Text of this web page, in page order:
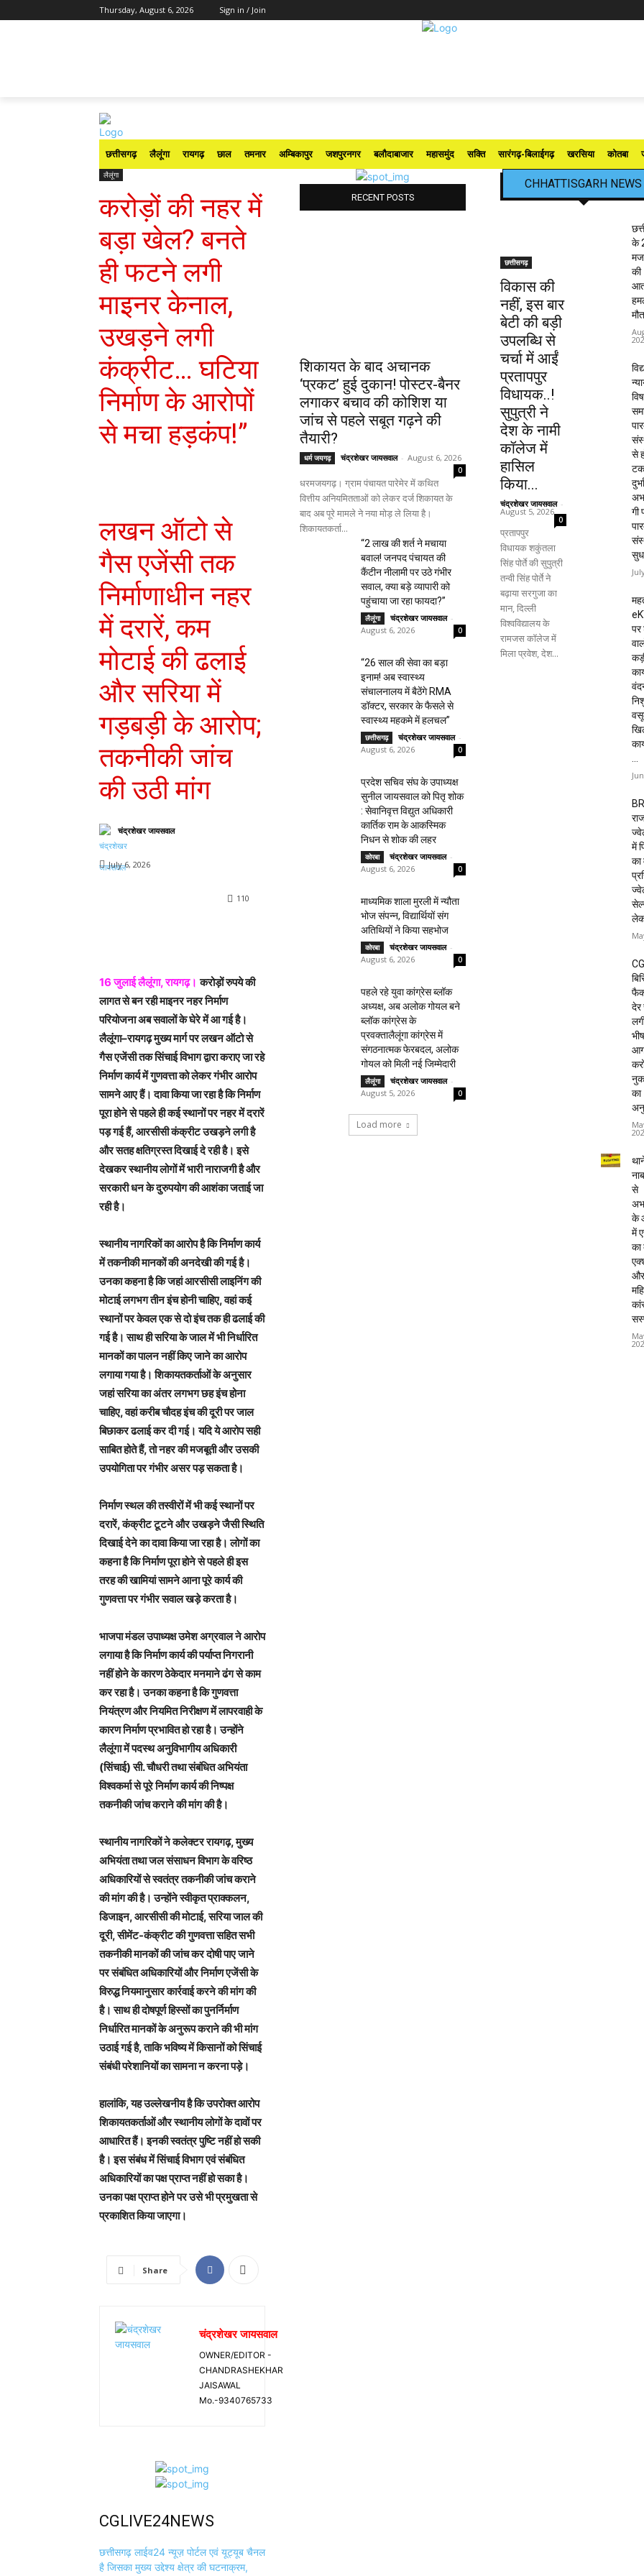
Thursday, August 6, 2026 Sign in / Join
छत्तीसगढ़ लैलूंगा रायगढ़ छाल तमनार अम्बिकापुर जशपुरनगर बलौदाबाजार महासमुंद सक्ति सारंगढ़-बिलाईगढ़ खरसिया कोतबा
लैलूंगा
करोड़ों की नहर में
बड़ा खेल? बनते
ही फटने लगी
माइनर केनाल,
उखड़ने लगी
कंक्रीट… घटिया
निर्माण के आरोपों
से मचा हड़कंप!”
लखन ऑटो से
गैस एजेंसी तक
निर्माणाधीन नहर
में दरारें, कम
मोटाई की ढलाई
और सरिया में
गड़बड़ी के आरोप;
तकनीकी जांच
की उठी मांग
चंद्रशेखर जायसवाल
July 6, 2026
110
16 जुलाई लैलूंगा, रायगढ़। करोड़ों रुपये की
लागत से बन रही माइनर नहर निर्माण
परियोजना अब सवालों के घेरे में आ गई है।
लैलूंगा–रायगढ़ मुख्य मार्ग पर लखन ऑटो से
गैस एजेंसी तक सिंचाई विभाग द्वारा कराए जा रहे
निर्माण कार्य में गुणवत्ता को लेकर गंभीर आरोप
सामने आए हैं। दावा किया जा रहा है कि निर्माण
पूरा होने से पहले ही कई स्थानों पर नहर में दरारें
पड़ गई हैं, आरसीसी कंक्रीट उखड़ने लगी है
और सतह क्षतिग्रस्त दिखाई दे रही है। इसे
देखकर स्थानीय लोगों में भारी नाराजगी है और
सरकारी धन के दुरुपयोग की आशंका जताई जा
रही है।
स्थानीय नागरिकों का आरोप है कि निर्माण कार्य
में तकनीकी मानकों की अनदेखी की गई है।
उनका कहना है कि जहां आरसीसी लाइनिंग की
मोटाई लगभग तीन इंच होनी चाहिए, वहां कई
स्थानों पर केवल एक से दो इंच तक ही ढलाई की
गई है। साथ ही सरिया के जाल में भी निर्धारित
मानकों का पालन नहीं किए जाने का आरोप
लगाया गया है। शिकायतकर्ताओं के अनुसार
जहां सरिया का अंतर लगभग छह इंच होना
चाहिए, वहां करीब चौदह इंच की दूरी पर जाल
बिछाकर ढलाई कर दी गई। यदि ये आरोप सही
साबित होते हैं, तो नहर की मजबूती और उसकी
उपयोगिता पर गंभीर असर पड़ सकता है।
निर्माण स्थल की तस्वीरों में भी कई स्थानों पर
दरारें, कंक्रीट टूटने और उखड़ने जैसी स्थिति
दिखाई देने का दावा किया जा रहा है। लोगों का
कहना है कि निर्माण पूरा होने से पहले ही इस
तरह की खामियां सामने आना पूरे कार्य की
गुणवत्ता पर गंभीर सवाल खड़े करता है।
भाजपा मंडल उपाध्यक्ष उमेश अग्रवाल ने आरोप
लगाया है कि निर्माण कार्य की पर्याप्त निगरानी
नहीं होने के कारण ठेकेदार मनमाने ढंग से काम
कर रहा है। उनका कहना है कि गुणवत्ता
नियंत्रण और नियमित निरीक्षण में लापरवाही के
कारण निर्माण प्रभावित हो रहा है। उन्होंने
लैलूंगा में पदस्थ अनुविभागीय अधिकारी
(सिंचाई) सी. चौधरी तथा संबंधित अभियंता
विश्वकर्मा से पूरे निर्माण कार्य की निष्पक्ष
तकनीकी जांच कराने की मांग की है।
स्थानीय नागरिकों ने कलेक्टर रायगढ़, मुख्य
अभियंता तथा जल संसाधन विभाग के वरिष्ठ
अधिकारियों से स्वतंत्र तकनीकी जांच कराने
की मांग की है। उन्होंने स्वीकृत प्राक्कलन,
डिजाइन, आरसीसी की मोटाई, सरिया जाल की
दूरी, सीमेंट-कंक्रीट की गुणवत्ता सहित सभी
तकनीकी मानकों की जांच कर दोषी पाए जाने
पर संबंधित अधिकारियों और निर्माण एजेंसी के
विरुद्ध नियमानुसार कार्रवाई करने की मांग की
है। साथ ही दोषपूर्ण हिस्सों का पुनर्निर्माण
निर्धारित मानकों के अनुरूप कराने की भी मांग
उठाई गई है, ताकि भविष्य में किसानों को सिंचाई
संबंधी परेशानियों का सामना न करना पड़े।
हालांकि, यह उल्लेखनीय है कि उपरोक्त आरोप
शिकायतकर्ताओं और स्थानीय लोगों के दावों पर
आधारित हैं। इनकी स्वतंत्र पुष्टि नहीं हो सकी
है। इस संबंध में सिंचाई विभाग एवं संबंधित
अधिकारियों का पक्ष प्राप्त नहीं हो सका है।
उनका पक्ष प्राप्त होने पर उसे भी प्रमुखता से
प्रकाशित किया जाएगा।
Share
चंद्रशेखर जायसवाल
OWNER/EDITOR -
CHANDRASHEKHAR
JAISAWAL
Mo.-9340765733
CGLIVE24NEWS
छत्तीसगढ़ लाईव24 न्यूज़ पोर्टल एवं यूट्यूब चैनल
है जिसका मुख्य उद्देश्य क्षेत्र की घटनाक्रम,
RECENT POSTS
शिकायत के बाद अचानक
‘प्रकट’ हुई दुकान! पोस्टर-बैनर
लगाकर बचाव की कोशिश या
जांच से पहले सबूत गढ़ने की
तैयारी?
धर्म जयगढ़ चंद्रशेखर जायसवाल - August 6, 2026
0
धरमजयगढ़। ग्राम पंचायत पारेमेर में कथित
वित्तीय अनियमितताओं को लेकर दर्ज शिकायत के
बाद अब पूरे मामले ने नया मोड़ ले लिया है।
शिकायतकर्ता...
“2 लाख की शर्त ने मचाया
बवाल! जनपद पंचायत की
कैंटीन नीलामी पर उठे गंभीर
सवाल, क्या बड़े व्यापारी को
पहुंचाया जा रहा फायदा?”
लैलूंगा चंद्रशेखर जायसवाल -
August 6, 2026
0
“26 साल की सेवा का बड़ा
इनाम! अब स्वास्थ्य
संचालनालय में बैठेंगे RMA
डॉक्टर, सरकार के फैसले से
स्वास्थ्य महकमे में हलचल”
छत्तीसगढ़ चंद्रशेखर जायसवाल -
August 6, 2026
0
प्रदेश सचिव संघ के उपाध्यक्ष
सुनील जायसवाल को पितृ शोक
: सेवानिवृत्त विद्युत अधिकारी
कार्तिक राम के आकस्मिक
निधन से शोक की लहर
कोरबा चंद्रशेखर जायसवाल -
August 6, 2026
0
माध्यमिक शाला मुरली में न्यौता
भोज संपन्न, विद्यार्थियों संग
अतिथियों ने किया सहभोज
कोरबा चंद्रशेखर जायसवाल -
August 6, 2026
0
पहले रहे युवा कांग्रेस ब्लॉक
अध्यक्ष, अब अलोक गोयल बने
ब्लॉक कांग्रेस के
प्रवक्तालैलूंगा कांग्रेस में
संगठनात्मक फेरबदल, अलोक
गोयल को मिली नई जिम्मेदारी
लैलूंगा चंद्रशेखर जायसवाल -
August 5, 2026
0
Load more
CHHATTISGARH NEWS
छत्तीसगढ़
विकास की
नहीं, इस बार
बेटी की बड़ी
उपलब्धि से
चर्चा में आईं
प्रतापपुर
विधायक..!
सुपुत्री ने
देश के नामी
कॉलेज में
हासिल
किया...
चंद्रशेखर जायसवाल -
August 5, 2026
0
प्रतापपुर
विधायक शकुंतला
सिंह पोर्ते की सुपुत्री
तन्वी सिंह पोर्ते ने
बढ़ाया सरगुजा का
मान, दिल्ली
विश्वविद्यालय के
रामजस कॉलेज में
मिला प्रवेश, देश...
के
की
से
गी
में
का
देर
का
से
के
में
का
और